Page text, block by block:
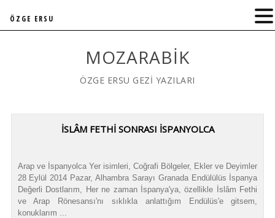
MOZARABIK
ÖZGE ERSU GEZİ YAZILARI
İSLÂM FETHİ SONRASI İSPANYOLCA
Arap ve İspanyolca Yer isimleri, Coğrafi Bölgeler, Ekler ve Deyimler
28 Eylül 2014 Pazar, Alhambra Sarayı Granada Endülülüs İspanya
Değerli Dostlarım, Her ne zaman İspanya'ya, özellikle İslâm Fethi
ve Arap Rönesansı'nı sıklıkla anlattığım Endülüs'e gitsem,
konuklarım ...
ÖZGE ERSU